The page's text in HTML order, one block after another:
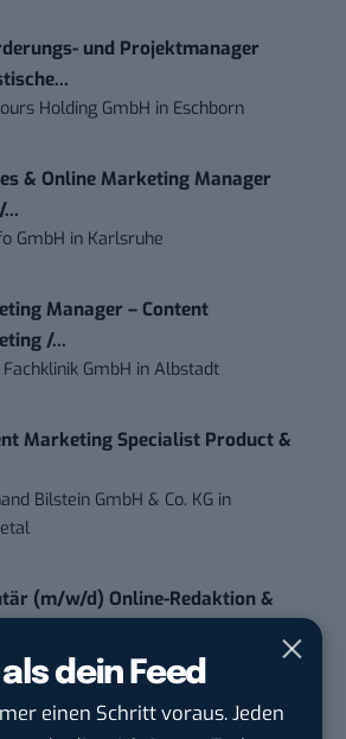
dein Feed
einen Schritt voraus. Jeden
und Projektmanager
Holding GmbH in Eschborn
& Online Marketing Manager
GmbH in Karlsruhe
Manager – Content
/...
GmbH inAlbstadt
Marketing Specialist Product &
Bilstein GmbH & Co. KG in
(m/w/d) Online-Redaktion &
Gruppe in Mülheim an der Ruhr